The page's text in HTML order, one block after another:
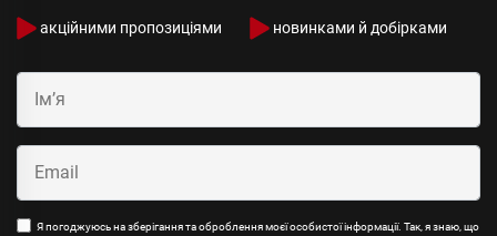
акційними пропозиціями новинками й добірками
Я погоджуюсь на зберігання та оброблення моєї особистої інформації. Так, я знаю, що